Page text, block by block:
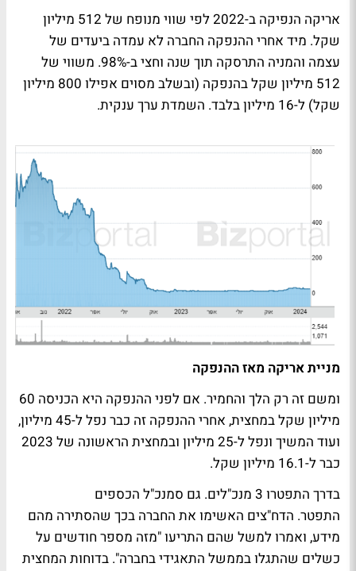
אריקה הנפיקה ב-2022 לפי שווי מנופח של 512 מיליון
שקל. מיד אחרי ההנפקה החברה לא עמדה ביעדים של
עצמה והמניה התרסקה תוך שנה וחצי ב-98%. משווי של
512 מיליון שקל בהנפקה (ובשלב מסוים אפילו 800 מיליון
שקל) ל-16 מיליון בלבד. השמדת ערך ענקית.
מניית אריקה מאז ההנפקה
ומשם זה רק הלך והחמיר. אם לפני ההנפקה היא הכניסה 60
מיליון שקל במחצית, אחרי ההנפקה זה כבר נפל ל-45 מיליון,
ועוד המשיך ונפל ל-25 מיליון ובמחצית הראשונה של 2023
כבר ל-16.1 מיליון שקל.
בדרך התפטרו 3 מנכ"לים. גם סמנכ"ל הכספים
התפטר. הדח"צים האשימו את החברה בכך שהסתירה מהם
מידע, ואמרו למשל שהם התריעו "מזה מספר חודשים על
כשלים שהתגלו בממשל התאגידי בחברה". בדוחות המחצית